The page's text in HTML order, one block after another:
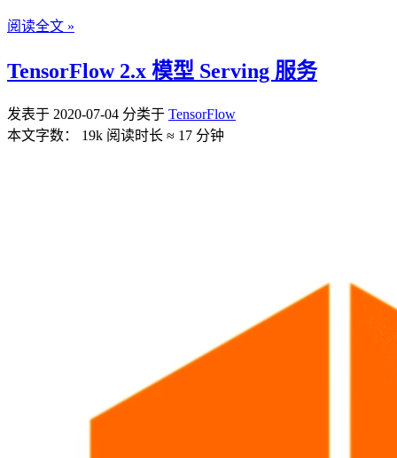
阅读全文 »
TensorFlow 2.x 模型 Serving 服务
发表于 2020-07-04 分类于 TensorFlow
本文字数：
19k 阅读时长 ≈ 17 分钟